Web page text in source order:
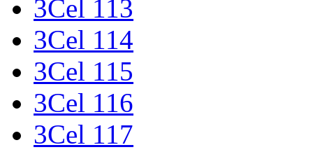
3Cel 113
3Cel 114
3Cel 115
3Cel 116
3Cel 117